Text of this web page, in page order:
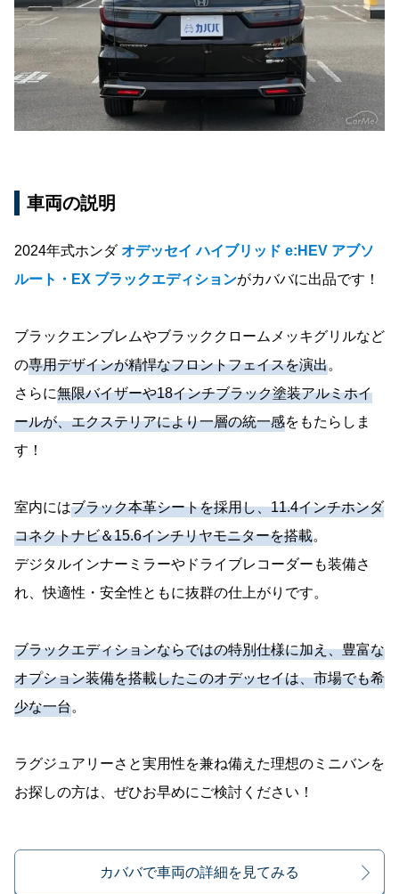
車両の説明
2024年式ホンダオデッセイ ハイブリッド e:HEV アブソ
ルート・EX ブラックエディションがカババに出品です！
ブラックエンブレムやブラッククロームメッキグリルなど
の専用デザインが精悍なフロントフェイスを演出。
さらに無限バイザーや18インチブラック塗装アルミホイ
ールが、エクステリアにより一層の統一感をもたらしま
す！
室内にはブラック本革シートを採用し、11.4インチホンダ
コネクトナビ＆15.6インチリヤモニターを搭載。
デジタルインナーミラーやドライブレコーダーも装備さ
れ、快適性・安全性ともに抜群の仕上がりです。
ブラックエディションならではの特別仕様に加え、豊富な
オプション装備を搭載したこのオデッセイは、市場でも希
少な一台。
ラグジュアリーさと実用性を兼ね備えた理想のミニバンを
お探しの方は、ぜひお早めにご検討ください！
カババで車両の詳細を見てみる